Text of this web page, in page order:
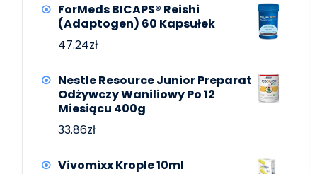
ForMeds BICAPS® Reishi
(Adaptogen) 60 Kapsułek
47.24zł
Nestle Resource Junior Preparat
Odżywczy Waniliowy Po 12
Miesiącu 400g
33.86zł
Vivomixx Krople 10ml